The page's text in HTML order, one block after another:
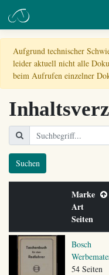
Aufgrund technischer
leider aktuell nicht alle
beim Aufrufen einzelner
Suchen
Marke
Art
Seiten
Bosch
54 Seiten